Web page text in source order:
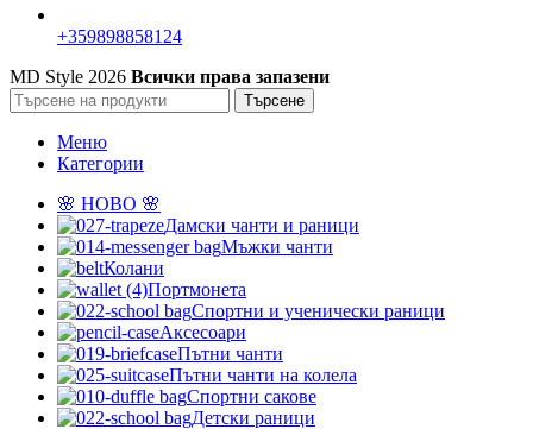
+359898858124
MD Style 2026 Всички права запазени
Търсене
Меню
Категории
🌸 НОВО 🌸
Дамски чанти и раници
Мъжки чанти
Колани
Портмонета
Спортни и ученически раници
Аксесоари
Пътни чанти
Пътни чанти на колела
Спортни сакове
Детски рaници